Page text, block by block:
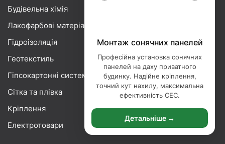
Монтаж сонячних панелей
Професійна установка сонячних
панелей на даху приватного
будинку. Надійне кріплення,
точний кут нахилу, максимальна
ефективність СЕС.
Детальніше →
Будівельна хімія
Лакофарбові матеріали
Гідроізоляція
Геотекстиль
Гіпсокартонні системи
Сітка та плівка
Кріплення
Електротовари